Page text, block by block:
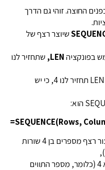
החוצה. זוהי גם הדרך
שיוצר רצף של
בפונקציהLEN, שתחזיר לנו
במקרה של המילה 'םולש' הפונקציה LEN תחזיר לנו 4, כי יש
=SEQUENCE(Rows,
ובעצם מה שביקשנו מהאקסל זה ליצור רצף מספרים בן 4 שורות
עמודה אחת, כשהערך ההתחלתי הוא 4 (כלומר, מספר התווים